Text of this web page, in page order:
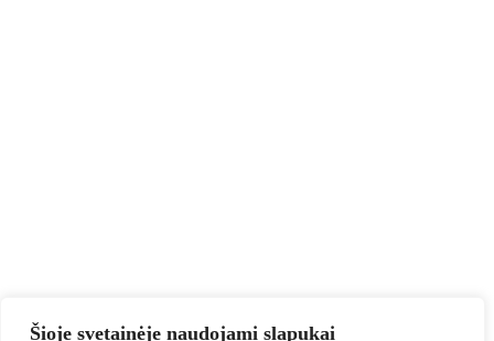
Šioje svetainėje naudojami slapukai